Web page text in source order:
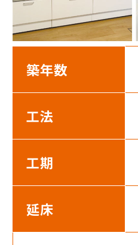
築年数
工法
工期
延床